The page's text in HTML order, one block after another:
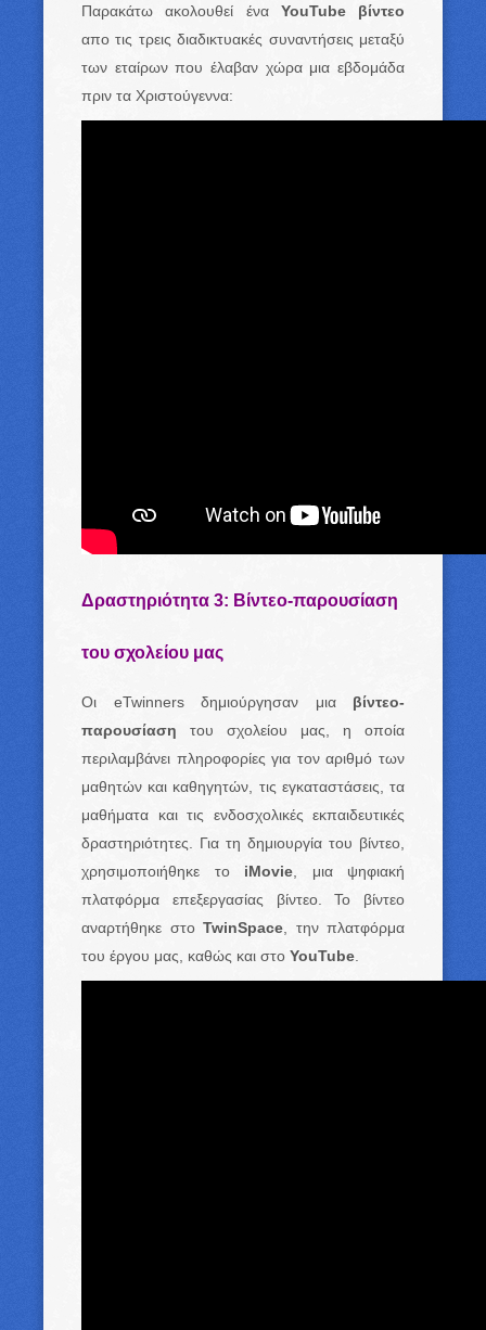
Παρακάτω ακολουθεί έναYouTube βίντεο
απο τις τρεις διαδικτυακές συναντήσεις μεταξύ
των εταίρων που έλαβαν χώρα μια εβδομάδα
πριν τα Χριστούγεννα:
Δραστηριότητα 3: Βίντεο-παρουσίαση
του σχολείου μας
Οι eTwinners δημιούργησαν μια βίντεο-
παρουσίαση του σχολείου μας, η οποία
περιλαμβάνει πληροφορίες για τον αριθμό των
μαθητών και καθηγητών, τις εγκαταστάσεις, τα
μαθήματα και τις ενδοσχολικές εκπαιδευτικές
δραστηριότητες. Για τη δημιουργία του βίντεο,
χρησιμοποιήθηκε το iMovie , μια ψηφιακή
πλατφόρμα επεξεργασίας βίντεο. Το βίντεο
αναρτήθηκε στο TwinSpace , την πλατφόρμα
του έργου μας, καθώς και στο YouTube